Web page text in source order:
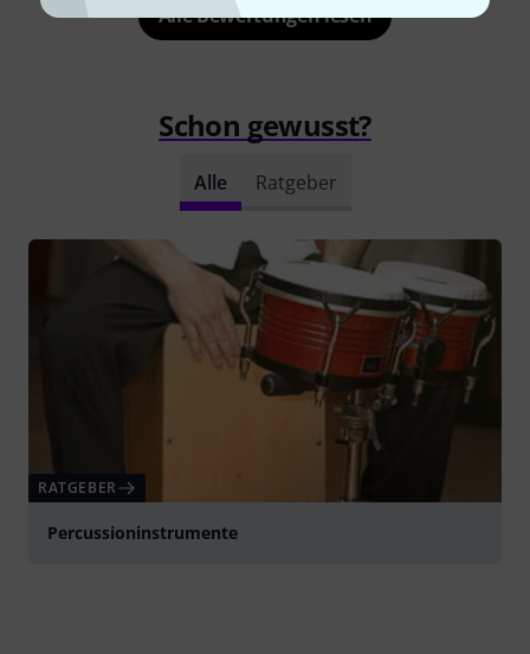
Alle Bewertungen lesen
Schon gewusst?
Alle Ratgeber
RATGEBER
Percussioninstrumente